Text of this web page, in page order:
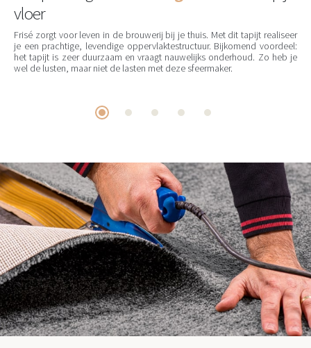
vloer
Frisé zorgt voor leven in de brouwerij bij je thuis. Met dit tapijt realiseer
je een prachtige, levendige oppervlaktestructuur. Bijkomend voordeel:
het tapijt is zeer duurzaam en vraagt nauwelijks onderhoud. Zo heb je
wel de lusten, maar niet de lasten met deze sfeermaker.